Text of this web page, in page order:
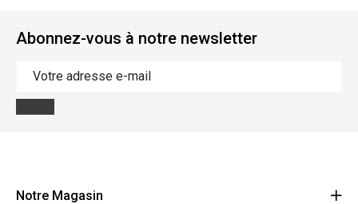
Abonnez-vous à notre newsletter
Notre Magasin